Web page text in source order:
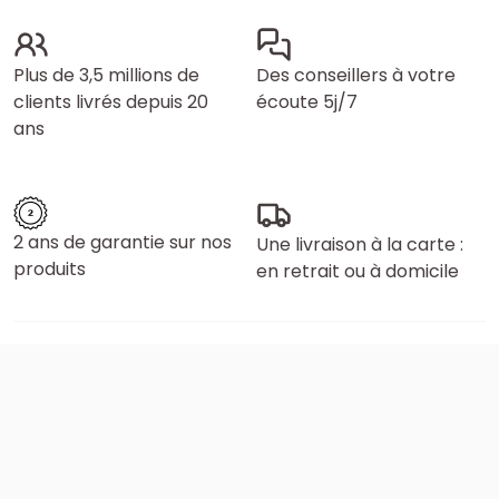
Plus de 3,5 millions de
clients livrés depuis 20
ans
Des conseillers à votre
écoute 5j/7
2 ans de garantie sur nos
produits
Une livraison à la carte :
en retrait ou à domicile